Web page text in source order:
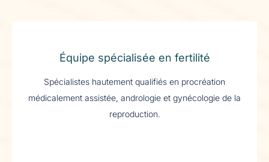
Équipe spécialisée en fertilité
Spécialistes hautement qualifiés en procréation
médicalement assistée, andrologie et gynécologie de la
reproduction.